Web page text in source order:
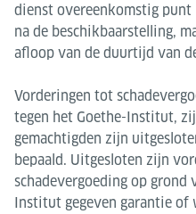
dienst overeenkomstig
na de beschikbaarstelling,
afloop van de duurtijd van
Vorderingen tot
tegen het Goethe-Institut,
gemachtigden zijn
bepaald. Uitgesloten zijn
schadevergoeding op grond
Institut gegeven garantie of